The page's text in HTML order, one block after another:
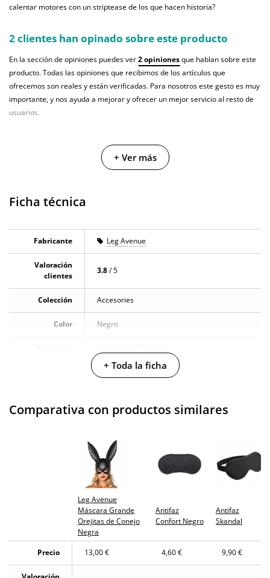
calentar motores con un striptease de los que hacen historia?
2 clientes han opinado sobre este producto
En la sección de opiniones puedes ver2 opinionesque hablan sobre este
producto. Todas las opiniones que recibimos de los artículos que
ofrecemos son reales y están verificadas. Para nosotros este gesto es muy
importante, y nos ayuda a mejorar y ofrecer un mejor servicio al resto de
usuarios.
+ Ver más
Ficha técnica
Fabricante Leg Avenue
Valoración
clientes
3.8/ 5
Colección Accesories
Color Negro
Caja ancho 26 cm
0.07 Kg
Envío discreto Paquete discreto y sin distintivos
Garantías 3 años de garantía
+ Toda la ficha
Comparativa con productos similares
Leg Avenue
Máscara Grande
Orejitas de Conejo
Negra
Antifaz
Confort Negro
Antifaz
Skandal
Precio 13,00 € 4,60 € 9,90 €